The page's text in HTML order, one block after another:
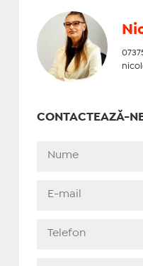
CONTACTEAZĂ-